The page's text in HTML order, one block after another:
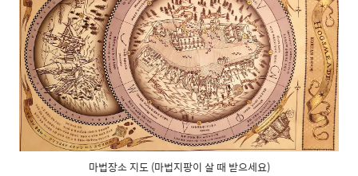
마법장소 지도 (마법지팡이 살 때 받으세요)